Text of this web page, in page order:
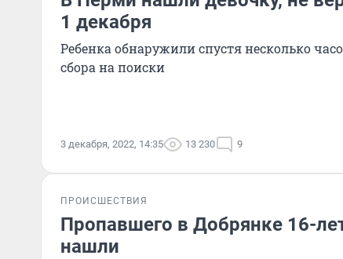
1 декабря
Ребенка обнаружили спустя несколько
сбора на поиски
3 декабря, 2022, 14:35 13 230 9
ПРОИСШЕСТВИЯ
Пропавшего в Добрянке 16-
нашли